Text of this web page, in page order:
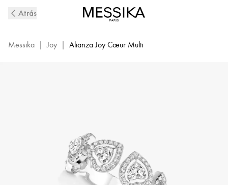
multidiamantes
oro
Atrás
Messika | Joy | Alianza Joy Cœur Multi